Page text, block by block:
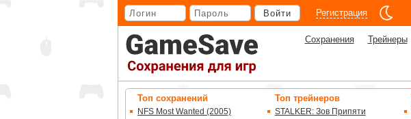
Войти Регистрация
Сохранения Трейнеры
Топ сохранений
NFS Most Wanted (2005)
Топ трейнеров
STALKER: Зов Припяти